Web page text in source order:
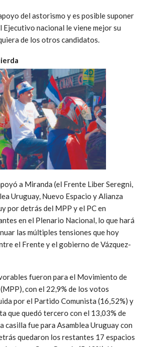
del astorismo y es posible suponer
Ejecutivo nacional le viene mejor su
de los otros candidatos.
a Miranda (el Frente Liber Seregni,
Uruguay, Nuevo Espacio y Alianza
por detrás del MPP y el PC en
en el Plenario Nacional, lo que hará
las múltiples tensiones que hoy
el Frente y el gobierno de Vázquez-
fueron para el Movimiento de
con el 22,9% de los votos
por el Partido Comunista (16,52%) y
que quedó tercero con el 13,03% de
casilla fue para Asamblea Uruguay con
quedaron los restantes 17 espacios